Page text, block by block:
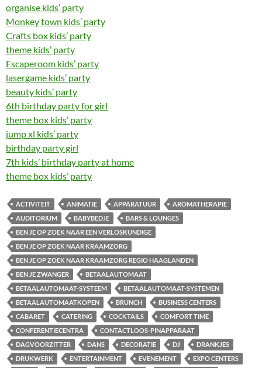
organise kids’ party
Monkey town kids’ party
Crafts box kids’ party
theme kids’ party
Escaperoom kids’ party
lasergame kids’ party
beauty kids’ party
6th birthday party for girl
theme box kids’ party
jump xl kids’ party
birthday party girl
7th kids’ birthday party at home
theme box kids’ party
ACTIVITEIT ANIMATIE APPARATUUR
AROMATHERAPIE
AUDITORIUM
BABYBEDJE
BARS & LOUNGES
BEN JE OP ZOEK NAAR EEN VERLOSKUNDIGE
BEN JE OP ZOEK NAAR KRAAMZORG
BEN JE OP ZOEK NAAR KRAAMZORG REGIO HAAGLANDEN
BEN JE ZWANGER
BETAALAUTOMAAT
BETAALAUTOMAAT-SYSTEEM
BETAALAUTOMAAT-SYSTEMEN
BETAALAUTOMAATKOPEN
BRUNCH
BUSINESS CENTERS
CABARET
CATERING COCKTAILS
COMFORT TIME
CONFERENTIECENTRA
CONTACTLOOS-PINAPPARAAT
DAGVOORZITTER
DANS DECORATIE DJ
DRANKJES
DRUKWERK
ENTERTAINMENT EVENEMENT
EXPO CENTERS